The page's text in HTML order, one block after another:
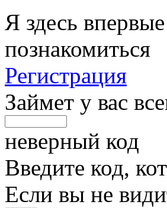
Я здесь
познакомиться
Регистрация
Займет у вас
неверный код
Введите код,
Если вы не